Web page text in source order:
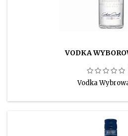
VODKA
Vodka